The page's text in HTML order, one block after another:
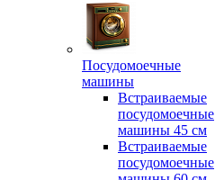
Посудомоечные
машины
Встраиваемые
посудомоечные
машины 45 см
Встраиваемые
посудомоечные